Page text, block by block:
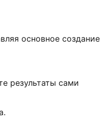
основное создание
результаты сами